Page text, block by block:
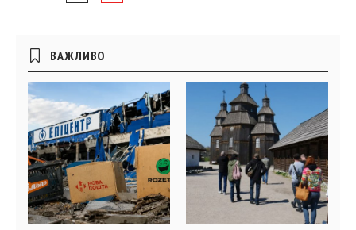
Бічні
віджети
ВАЖЛИВО